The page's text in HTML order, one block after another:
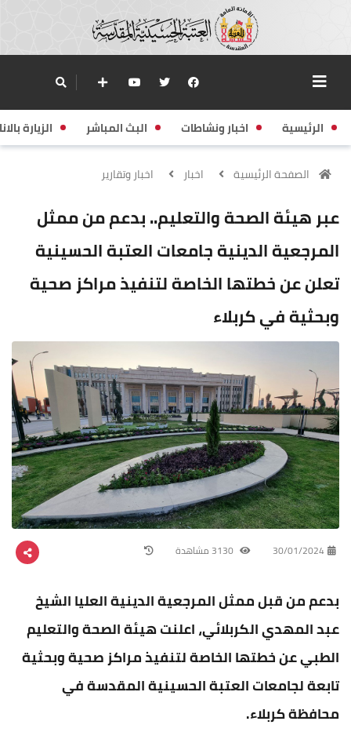
الرئيسية اخبار ونشاطات البث المباشر الزيارة
الصفحة الرئيسية اخبار اخبار وتقارير
عبر هيئة الصحة والتعليم.. بدعم من ممثل
المرجعية الدينية جامعات العتبة الحسينية
تعلن عن خطتها الخاصة لتنفيذ مراكز صحية
وبحثية في كربلاء
30/01/2024
بدعم من قبل ممثل المرجعية الدينية العليا الشيخ
عبد المهدي الكربلائي، اعلنت هيئة الصحة والتعليم
الطبي عن خطتها الخاصة لتنفيذ مراكز صحية وبحثية
تابعة لجامعات العتبة الحسينية المقدسة في
محافظة كربلاء.